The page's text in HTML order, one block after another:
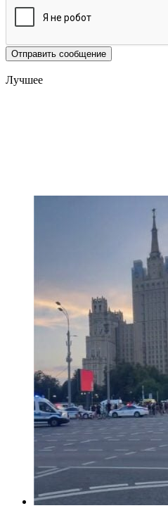
Отправить сообщение
Лучшее